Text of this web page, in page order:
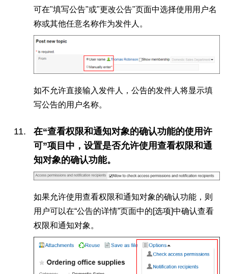
可在"填写公告"或"更改公告"页面中选择使用用户名
称或其他任意名称作为发件人。
如不允许直接输入发件人，公告的发件人将显示填
写公告的用户名称。
在“查看权限和通知对象的确认功能的使用许
可”项目中，设置是否允许使用查看权限和通
知对象的确认功能。
如果允许使用查看权限和通知对象的确认功能，则
用户可以在“公告的详情”页面中的[选项]中确认查看
权限和通知对象。